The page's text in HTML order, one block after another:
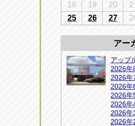
04-
18
19 20 21
25
26 27
アー
アップ
2026年
2026年
2026年
2026年
2026年
2026年
2026年